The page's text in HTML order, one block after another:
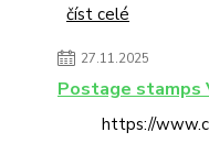
číst celé
27.11.2025
Postage stamps
https://